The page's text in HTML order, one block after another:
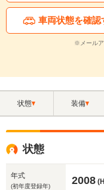
車両状態を確認
※メールア
状態 装備
状態
年式
(初年度登録年) 2008